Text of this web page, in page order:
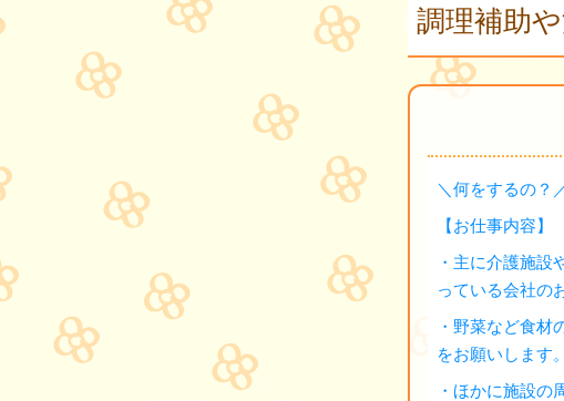
調理補助
＼何をするの？
【お仕事内容】
・主に介護施設
っている会社の
・野菜など食材
をお願いします。
・ほかに施設の